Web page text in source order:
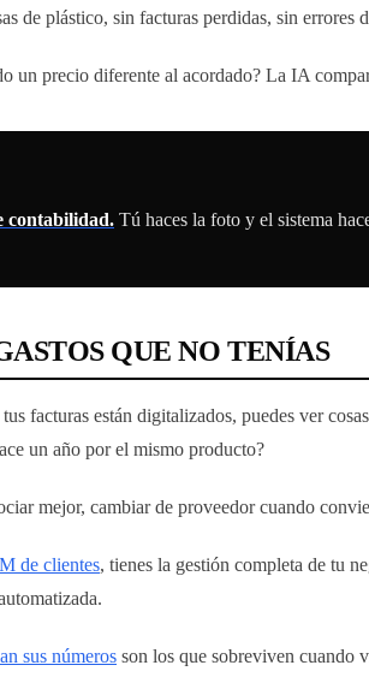
de plástico, sin facturas perdidas, sin errores
un precio diferente al acordado? La IA
contabilidad. Tú haces la foto y el sistema
QUE NO TENÍAS
facturas están digitalizados, puedes ver
un año por el mismo producto?
mejor, cambiar de proveedor cuando
de clientes, tienes la gestión completa de tu
sus números son los que sobreviven cuando